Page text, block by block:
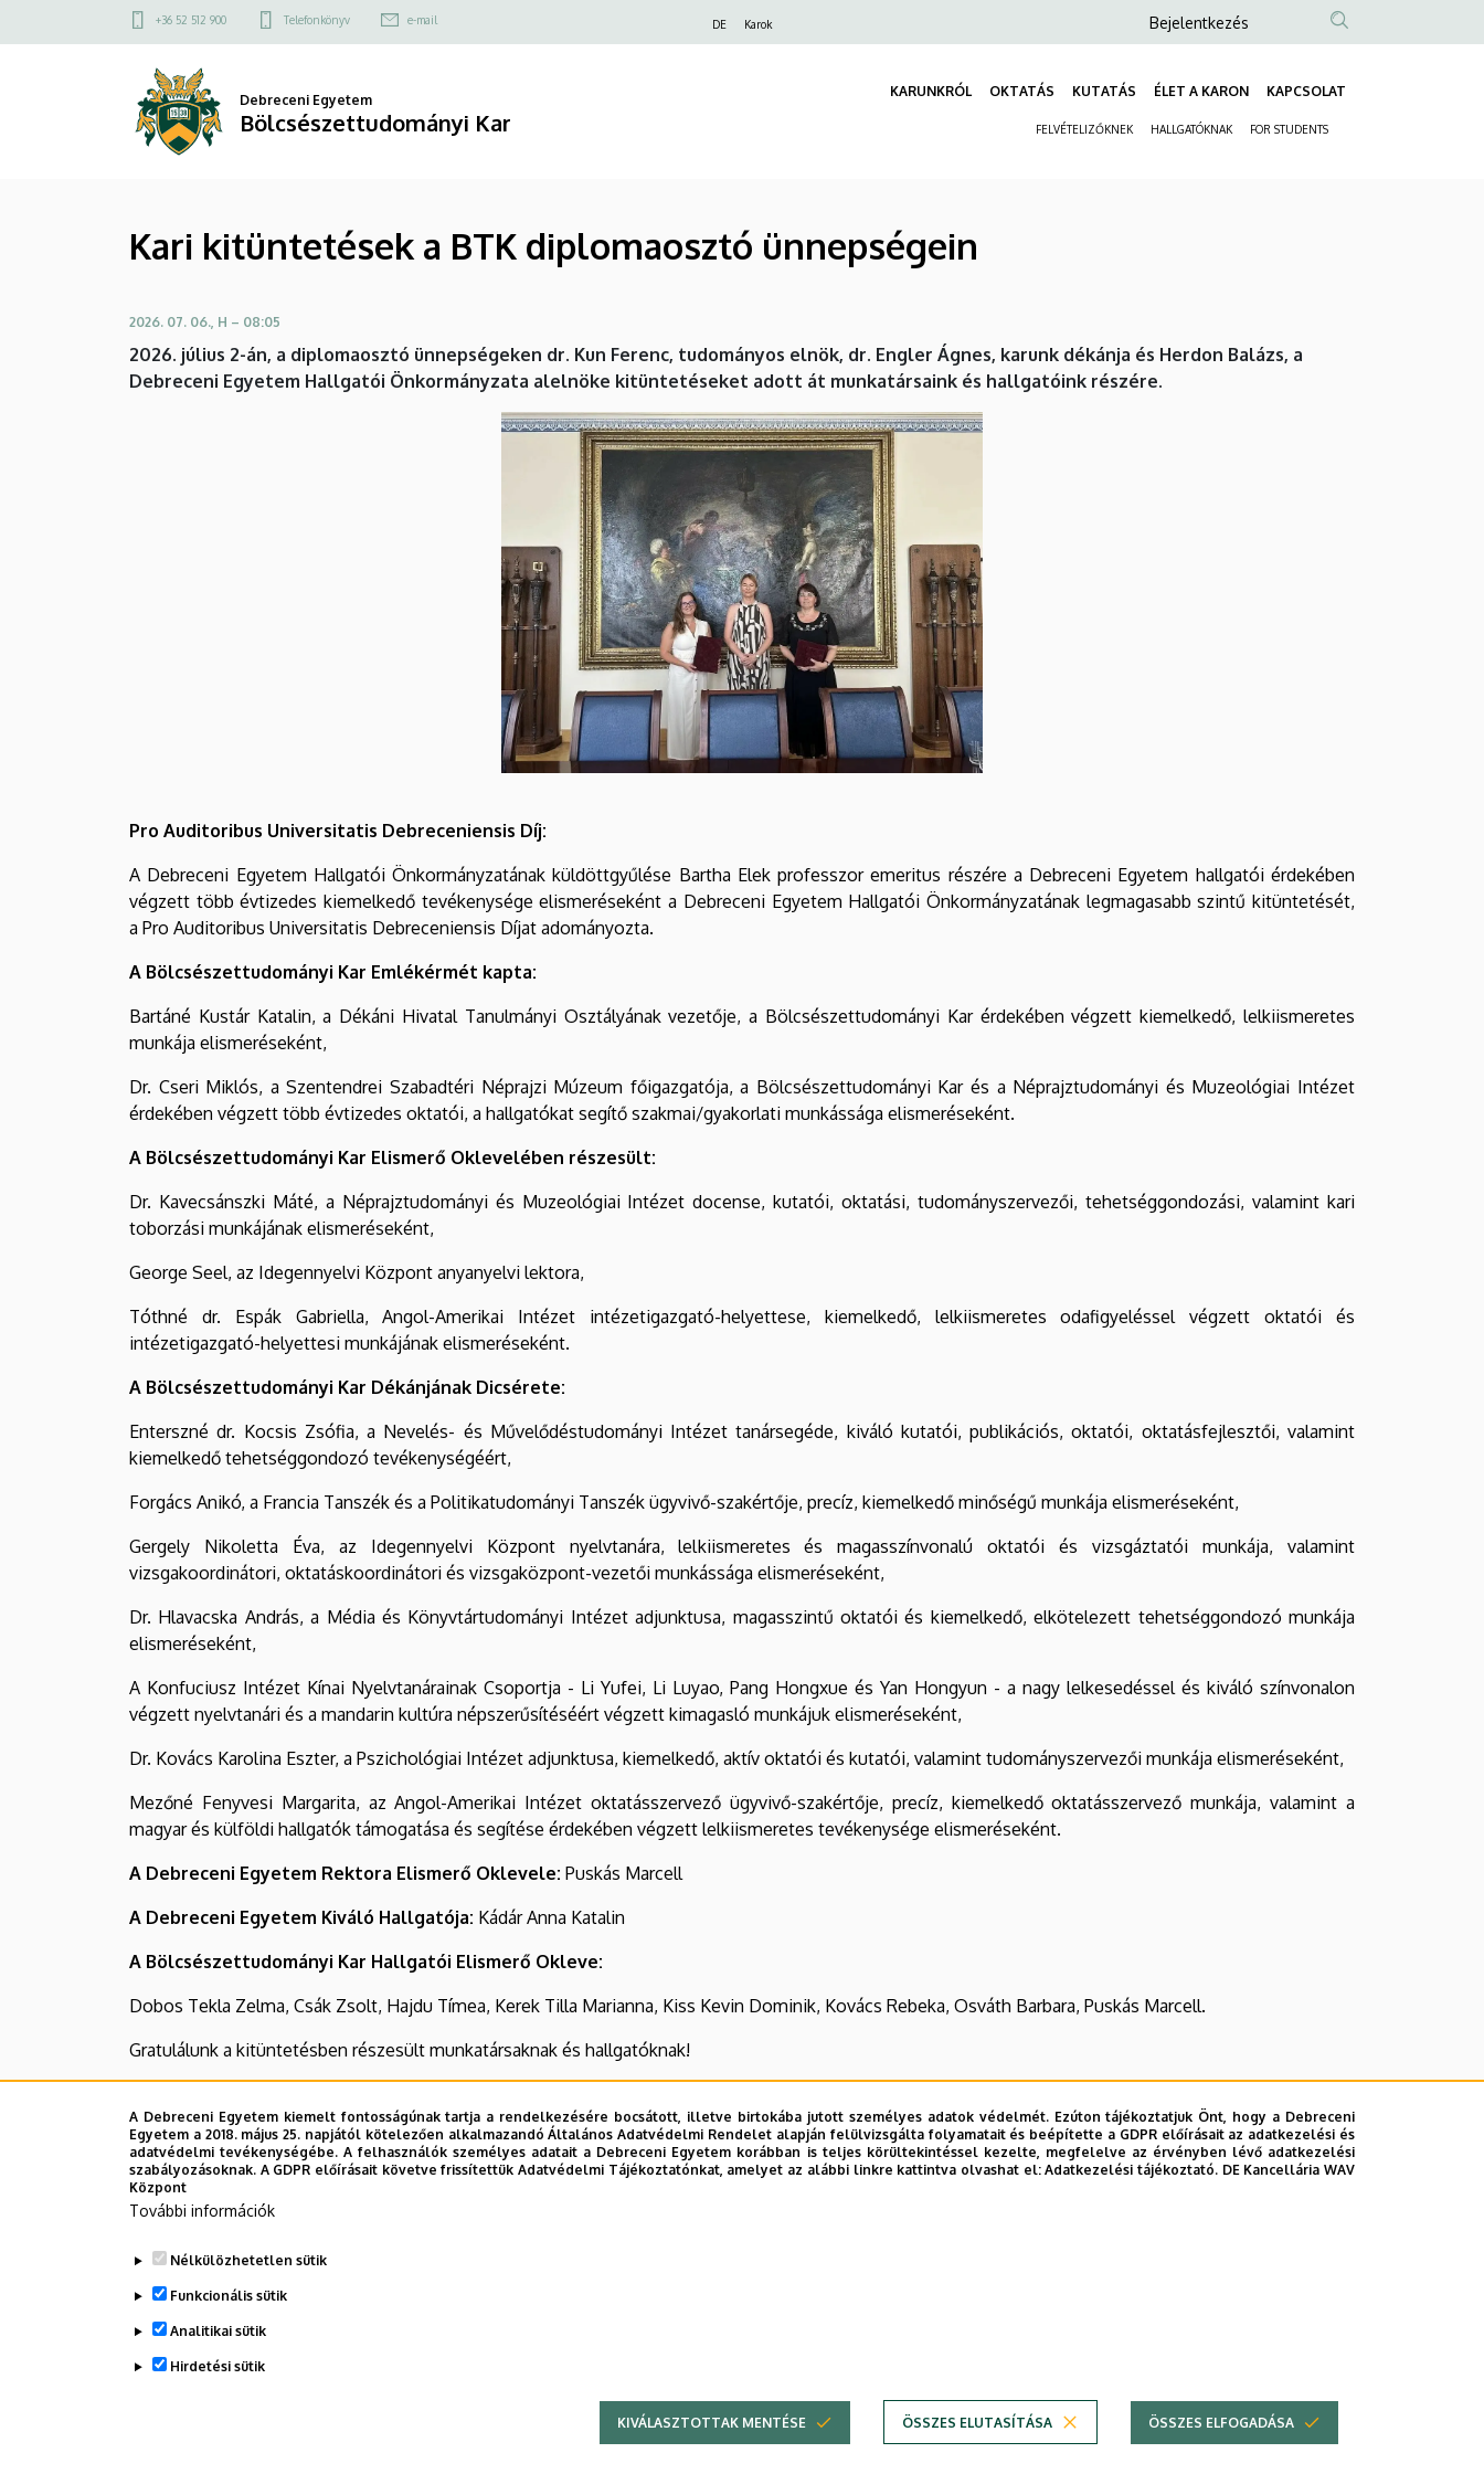
kitüntetések
ünnepségein
Bölcsészettudományi
a
Felső
menü
+36 52 512 900 Telefonkönyv e-mail DE Karok
Anonim
fiók
menüje
Bejelentkezés
Debreceni Egyetem
Bölcsészettudományi Kar
KARUNKRÓL OKTATÁS KUTATÁS ÉLET A KARON KAPCSOLAT
FELVÉTELIZŐKNEK HALLGATÓKNAK FOR STUDENTS
Kari kitüntetések a BTK diplomaosztó ünnepségein
2026. 07. 06., H – 08:05
2026. július 2-án, a diplomaosztó ünnepségeken dr. Kun Ferenc, tudományos elnök, dr. Engler Ágnes, karunk dékánja és Herdon Balázs, a
Debreceni Egyetem Hallgatói Önkormányzata alelnöke kitüntetéseket adott át munkatársaink és hallgatóink részére.
Pro Auditoribus Universitatis Debreceniensis Díj:
A Debreceni Egyetem Hallgatói Önkormányzatának küldöttgyűlése Bartha Elek professzor emeritus részére a Debreceni Egyetem hallgatói érdekében
végzett több évtizedes kiemelkedő tevékenysége elismeréseként a Debreceni Egyetem Hallgatói Önkormányzatának legmagasabb szintű kitüntetését,
a Pro Auditoribus Universitatis Debreceniensis Díjat adományozta.
A Bölcsészettudományi Kar Emlékérmét kapta:
Bartáné Kustár Katalin, a Dékáni Hivatal Tanulmányi Osztályának vezetője, a Bölcsészettudományi Kar érdekében végzett kiemelkedő, lelkiismeretes
munkája elismeréseként,
Dr. Cseri Miklós, a Szentendrei Szabadtéri Néprajzi Múzeum főigazgatója, a Bölcsészettudományi Kar és a Néprajztudományi és Muzeológiai Intézet
érdekében végzett több évtizedes oktatói, a hallgatókat segítő szakmai/gyakorlati munkássága elismeréseként.
A Bölcsészettudományi Kar Elismerő Oklevelében részesült:
Dr. Kavecsánszki Máté, a Néprajztudományi és Muzeológiai Intézet docense, kutatói, oktatási, tudományszervezői, tehetséggondozási, valamint kari
toborzási munkájának elismeréseként,
George Seel, az Idegennyelvi Központ anyanyelvi lektora,
Tóthné dr. Espák Gabriella, Angol-Amerikai Intézet intézetigazgató-helyettese, kiemelkedő, lelkiismeretes odafigyeléssel végzett oktatói és
intézetigazgató-helyettesi munkájának elismeréseként.
A Bölcsészettudományi Kar Dékánjának Dicsérete:
Enterszné dr. Kocsis Zsófia, a Nevelés- és Művelődéstudományi Intézet tanársegéde, kiváló kutatói, publikációs, oktatói, oktatásfejlesztői, valamint
kiemelkedő tehetséggondozó tevékenységéért,
Forgács Anikó, a Francia Tanszék és a Politikatudományi Tanszék ügyvivő-szakértője, precíz, kiemelkedő minőségű munkája elismeréseként,
Gergely Nikoletta Éva, az Idegennyelvi Központ nyelvtanára, lelkiismeretes és magasszínvonalú oktatói és vizsgáztatói munkája, valamint
vizsgakoordinátori, oktatáskoordinátori és vizsgaközpont-vezetői munkássága elismeréseként,
Dr. Hlavacska András, a Média és Könyvtártudományi Intézet adjunktusa, magasszintű oktatói és kiemelkedő, elkötelezett tehetséggondozó munkája
elismeréseként,
A Konfuciusz Intézet Kínai Nyelvtanárainak Csoportja - Li Yufei, Li Luyao, Pang Hongxue és Yan Hongyun - a nagy lelkesedéssel és kiváló színvonalon
végzett nyelvtanári és a mandarin kultúra népszerűsítéséért végzett kimagasló munkájuk elismeréseként,
Dr. Kovács Karolina Eszter, a Pszichológiai Intézet adjunktusa, kiemelkedő, aktív oktatói és kutatói, valamint tudományszervezői munkája elismeréseként,
Mezőné Fenyvesi Margarita, az Angol-Amerikai Intézet oktatásszervező ügyvivő-szakértője, precíz, kiemelkedő oktatásszervező munkája, valamint a
magyar és külföldi hallgatók támogatása és segítése érdekében végzett lelkiismeretes tevékenysége elismeréseként.
A Debreceni Egyetem Rektora Elismerő Oklevele: Puskás Marcell
A Debreceni Egyetem Kiváló Hallgatója: Kádár Anna Katalin
A Bölcsészettudományi Kar Hallgatói Elismerő Okleve:
Dobos Tekla Zelma, Csák Zsolt, Hajdu Tímea, Kerek Tilla Marianna, Kiss Kevin Dominik, Kovács Rebeka, Osváth Barbara, Puskás Marcell.
Gratulálunk a kitüntetésben részesült munkatársaknak és hallgatóknak!
A Debreceni Egyetem kiemelt fontosságúnak tartja a rendelkezésére bocsátott, illetve birtokába jutott személyes adatok védelmét. Ezúton tájékoztatjuk Önt, hogy a Debreceni
Egyetem a 2018. május 25. napjától kötelezően alkalmazandó Általános Adatvédelmi Rendelet alapján felülvizsgálta folyamatait és beépítette a GDPR előírásait az adatkezelési és
adatvédelmi tevékenységébe. A felhasználók személyes adatait a Debreceni Egyetem korábban is teljes körültekintéssel kezelte, megfelelve az érvényben lévő adatkezelési
szabályozásoknak. A GDPR előírásait követve frissítettük Adatvédelmi Tájékoztatónkat, amelyet az alábbi linkre kattintva olvashat el:Adatkezelési tájékoztató. DE Kancellária WAV
Központ
További információk
Nélkülözhetetlen sütik
Funkcionális sütik
Analitikai sütik
Hirdetési sütik
KIVÁLASZTOTTAK MENTÉSE ÖSSZES ELUTASÍTÁSA ÖSSZES ELFOGADÁSA